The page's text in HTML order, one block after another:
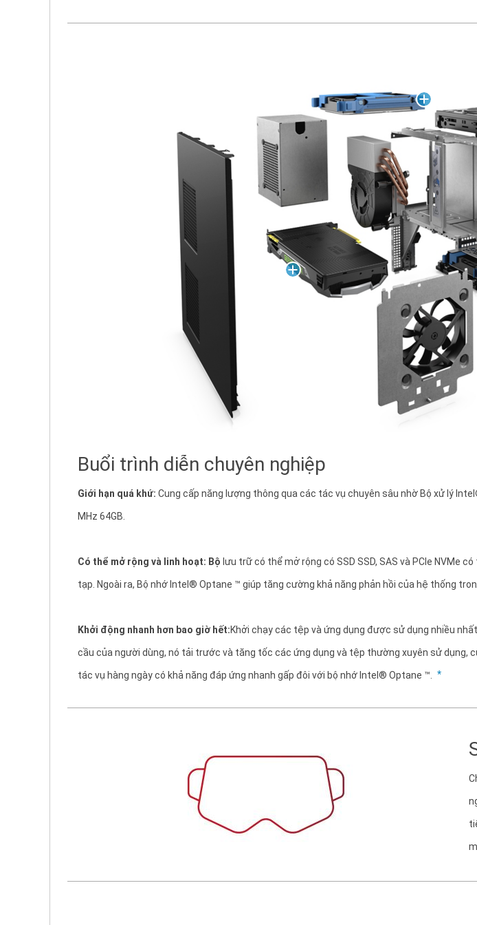
Buổi trình diễn chuyên nghiệp
Giới hạn quá khứ: Cung cấp năng lượng thông qua các tác vụ chuyên sâu nhờ Bộ xử lý
MHz 64GB.
Có thể mở rộng và linh hoạt: Bộ lưu trữ có thể mở rộng có SSD SSD, SAS và PCIe NVMe
tạp. Ngoài ra, Bộ nhớ Intel® Optane ™ giúp tăng cường khả năng phản hồi của hệ thống
Khởi động nhanh hơn bao giờ hết:Khởi chạy các tệp và ứng dụng được sử dụng nhiều
cầu của người dùng, nó tải trước và tăng tốc các ứng dụng và tệp thường xuyên sử dụng,
tác vụ hàng ngày có khả năng đáp ứng nhanh gấp đôi với bộ nhớ Intel® Optane ™. *